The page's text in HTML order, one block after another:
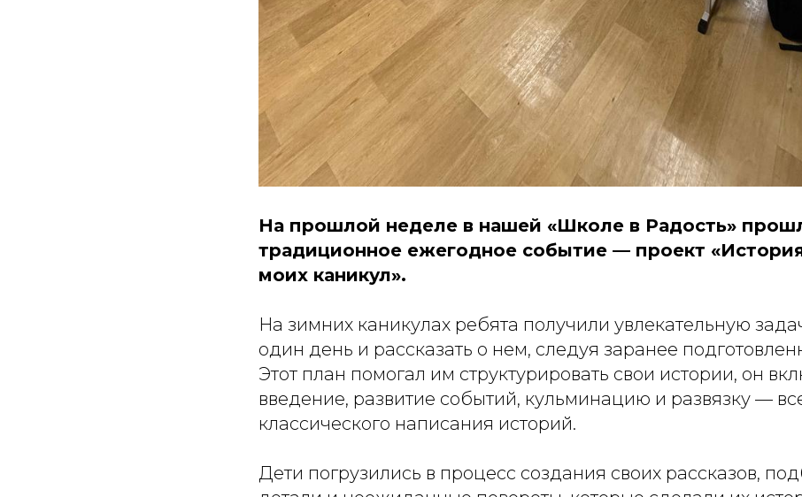
На прошлой неделе в нашей «Школе в Радость»
традиционное ежегодное событие — проект
моих каникул».
️На зимних каникулах ребята получили увлекательную
один день и рассказать о нем, следуя заранее
Этот план помогал им структурировать свои истории, он
введение, развитие событий, кульминацию и развязку —
классического написания историй.
Дети погрузились в процесс создания своих рассказов,